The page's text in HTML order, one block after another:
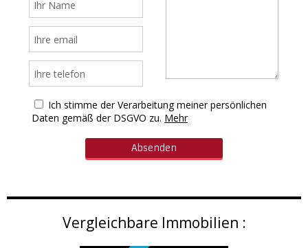
Vergleichbare Immobilien :
Ich stimme der Verarbeitung meiner persönlichen
Daten gemäß der DSGVO zu. Mehr